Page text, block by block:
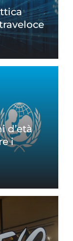
d’età
i